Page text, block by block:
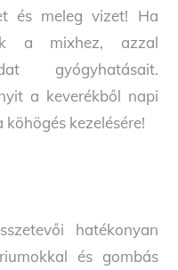
és meleg vizet! Ha
a mixhez, azzal
gyógyhatásait.
a keverékből napi
kezelésére!
hatékonyan
és gombás